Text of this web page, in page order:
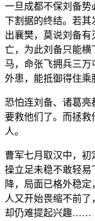
一旦成都不保刘备势
下割据的终结。若其
出襄樊，莫说刘备
亡，为此刘备只能横
马，命张飞拥兵三
外患，能抵御得住乘
恐怕连刘备、诸葛亮
要救他们了。而拯救
人。
曹军七月取汉中，
操立足未稳不敢轻易
降，局面已格外稳
人又开始畏缩不前
却仍难提起兴趣……